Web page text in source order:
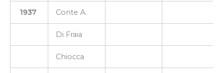
1937 Conte A.
Di Fraia
Chiocca